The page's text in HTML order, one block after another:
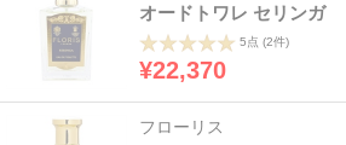
オードトワレ セリンガ
5点 (2件)
¥22,370
フローリス